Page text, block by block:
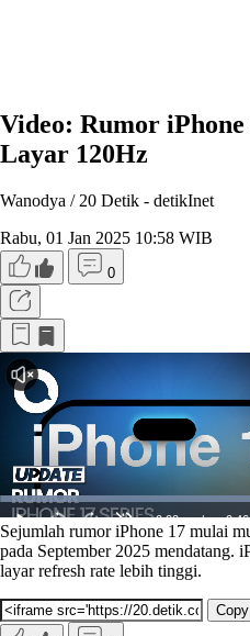
Video: Rumor
Layar 120Hz
Wanodya / 20 Detik - detikInet
Rabu, 01 Jan 2025 10:58 WIB
0
Sejumlah rumor iPhone 17 mulai
pada September 2025 mendatang.
layar refresh rate lebih tinggi.
Copy